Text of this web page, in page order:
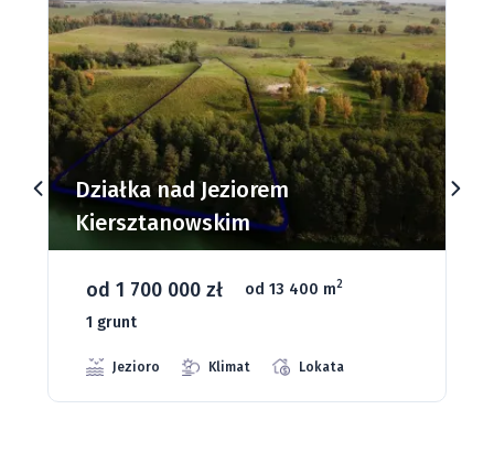
Działki budowlane nad Jeziorem
Dąbrowa Mała
od 93 280 zł od 1075 m 2 66 grunt